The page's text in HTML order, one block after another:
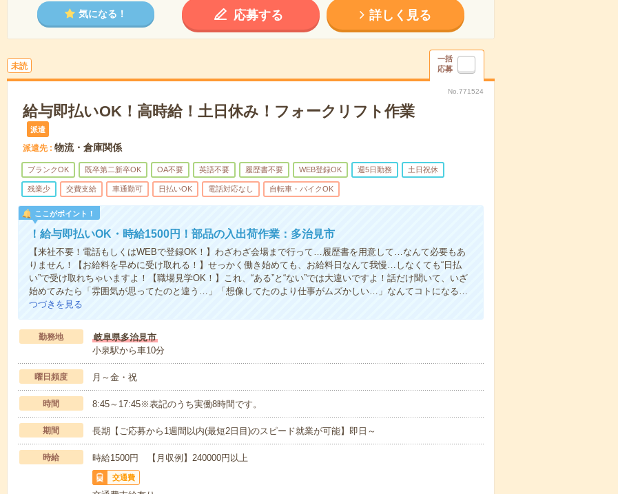
気になる！ 応募する 詳しく見る
未読
一括
応募
No.771524
給与即払いOK！高時給！土日休み！フォークリフト作業
派遣
派遣先 物流・倉庫関係
ブランクOK 既卒第二新卒OK OA不要 英語不要 履歴書不要 WEB登録OK 週5日勤務 土日祝休
残業少 交費支給 車通勤可 日払いOK 電話対応なし 自転車・バイクOK
ここがポイント！
！給与即払いOK・時給1500円！部品の入出荷作業：多治見市
【来社不要！電話もしくはWEBで登録OK！】わざわざ会場まで行って…履歴書を用意して…なんて必要もあ
りません！【お給料を早めに受け取れる！】せっかく働き始めても、お給料日なんて我慢…しなくても“日払
い”で受け取れちゃいますよ！【職場見学OK！】これ、“ある”と“ない”では大違いですよ！話だけ聞いて、いざ
始めてみたら「雰囲気が思ってたのと違う…」「想像してたのより仕事がムズかしい…」なんてコトになる…
つづきを見る
勤務地
岐阜県多治見市
小泉駅から車10分
曜日頻度 月～金・祝
時間 8:45～17:45※表記のうち実働8時間です。
期間 長期【ご応募から1週間以内(最短2日目)のスピード就業が可能】即日～
時給 時給1500円 【月収例】240000円以上
交通費